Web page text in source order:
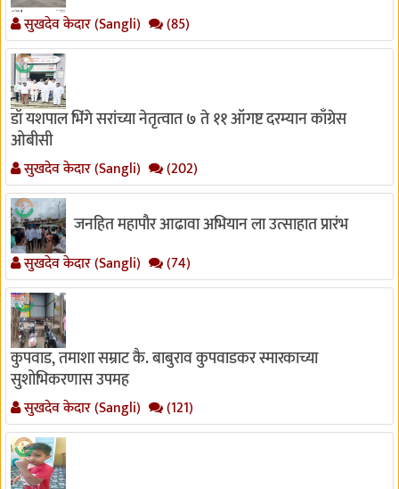
सुखदेव केदार (Sangli) (85)
डॉ यशपाल भिंगे सरांच्या नेतृत्वात ७ ते ११ ऑगष्ट दरम्यान काँग्रेस
ओबीसी
सुखदेव केदार (Sangli) (202)
जनहित महापौर आढावा अभियान ला उत्साहात प्रारंभ
सुखदेव केदार (Sangli) (74)
कुपवाड, तमाशा सम्राट कै. बाबुराव कुपवाडकर स्मारकाच्या
सुशोभिकरणास उपमह
सुखदेव केदार (Sangli) (121)